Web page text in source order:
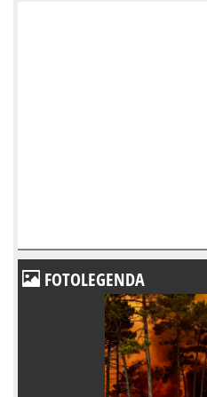
FOTOLEGENDA